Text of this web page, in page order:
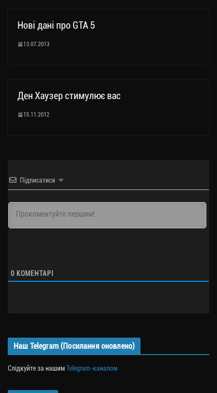
Нові дані про GTA 5
13.07.2013
Ден Хаузер стимулює вас
15.11.2012
Підписатися
0 КОМЕНТАРІ
Наш Telegram (Посилання оновлено)
Слідкуйте за нашимTelegram-каналом